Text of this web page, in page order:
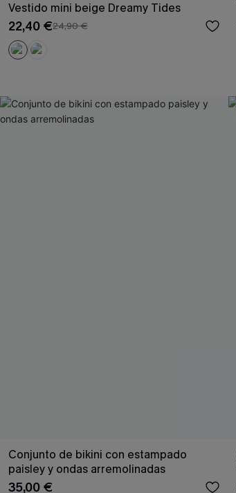
Vestido mini beige Dreamy Tides
22,40 €24,90 €
Conjunto de bikini con estampado
paisley y ondas arremolinadas
35,00 €